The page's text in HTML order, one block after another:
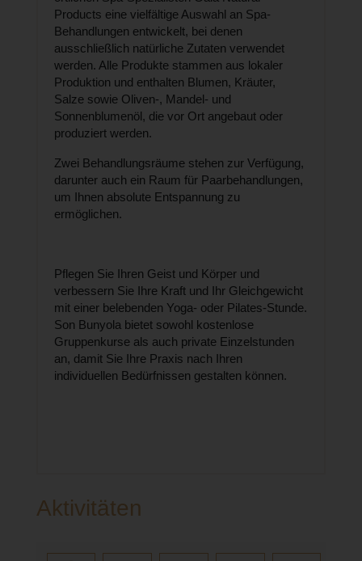
Products eine vielfältige Auswahl an Spa-
Behandlungen entwickelt, bei denen
ausschließlich natürliche Zutaten verwendet
werden. Alle Produkte stammen aus lokaler
Produktion und enthalten Blumen, Kräuter,
Salze sowie Oliven-, Mandel- und
Sonnenblumenöl, die vor Ort angebaut oder
produziert werden.
Zwei Behandlungsräume stehen zur Verfügung,
darunter auch ein Raum für Paarbehandlungen,
um Ihnen absolute Entspannung zu
ermöglichen.
Pflegen Sie Ihren Geist und Körper und
verbessern Sie Ihre Kraft und Ihr Gleichgewicht
mit einer belebenden Yoga- oder Pilates-Stunde.
Son Bunyola bietet sowohl kostenlose
Gruppenkurse als auch private Einzelstunden
an, damit Sie Ihre Praxis nach Ihren
individuellen Bedürfnissen gestalten können.
Aktivitäten